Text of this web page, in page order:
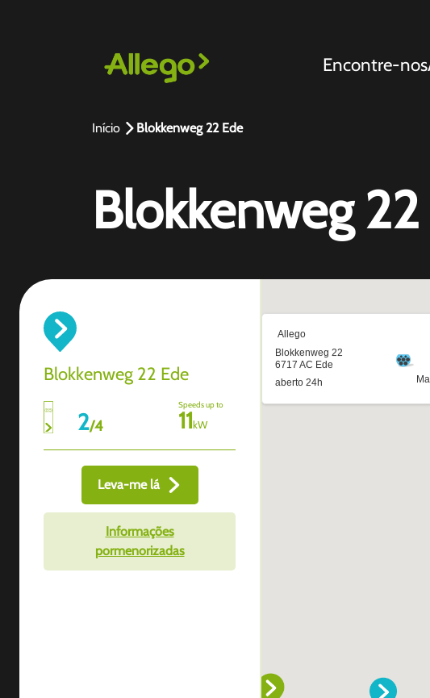
Encontre-nos
Início Blokkenweg 22 Ede
Blokkenweg
Blokkenweg 22 Ede
2/4
Speeds up to
11kW
Leva-me lá
Informações
pormenorizadas